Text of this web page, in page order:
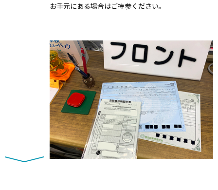
お手元にある場合はご持参ください。